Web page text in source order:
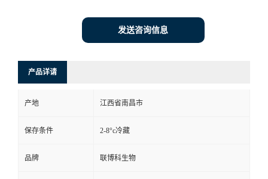
发送咨询信息
产品详请
产地 江西省南昌市
保存条件 2-8°c冷藏
品牌 联博科生物